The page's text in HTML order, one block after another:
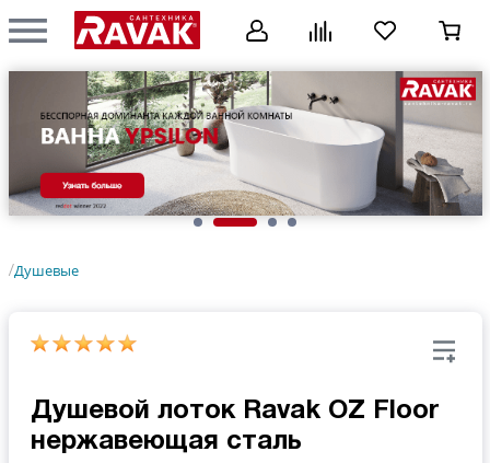
/Душевые
Душевой лоток Ravak OZ Floor
нержавеющая сталь